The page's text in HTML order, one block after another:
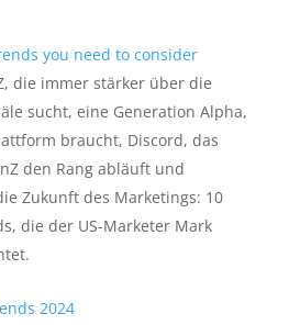
you need to consider
die immer stärker über die
sucht, eine Generation Alpha,
braucht, Discord, das
den Rang abläuft und
Zukunft des Marketings: 10
die der US-Marketer Mark
2024